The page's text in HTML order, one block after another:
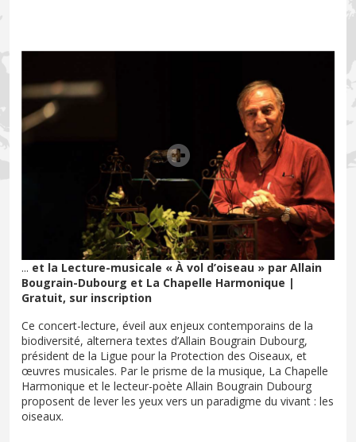
... et la Lecture-musicale « À vol d’oiseau » par Allain
Bougrain-Dubourg et La Chapelle Harmonique |
Gratuit, sur inscription
Ce concert-lecture, éveil aux enjeux contemporains de la
biodiversité, alternera textes d’Allain Bougrain Dubourg,
président de la Ligue pour la Protection des Oiseaux, et
œuvres musicales. Par le prisme de la musique, La Chapelle
Harmonique et le lecteur-poète Allain Bougrain Dubourg
proposent de lever les yeux vers un paradigme du vivant : les
oiseaux.